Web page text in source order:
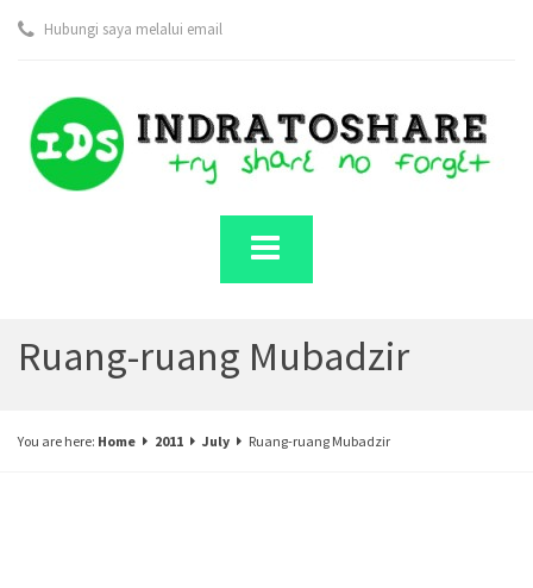
Hubungi saya melalui email
Ruang-ruang Mubadzir
You are here: Home 2011 July Ruang-ruang Mubadzir